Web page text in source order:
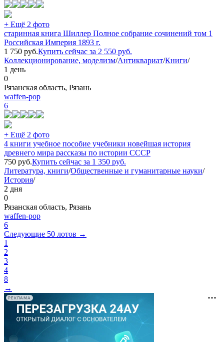
+ Ещё 2 фото
старинная книга Шиллер Полное собрание сочинений том 1
Российская Империя 1893 г.
1 750 руб.Купить сейчас за 2 550 руб.
Коллекционирование, моделизм/Антиквариат/Книги/
1 день
0
Рязанская область, Рязань
waffen-pop
6
+ Ещё 2 фото
4 книги учебное пособие учебники новейшая история
древнего мира рассказы по истории СССР
750 руб.Купить сейчас за 1 350 руб.
Литература, книги/Общественные и гуманитарные науки/
История/
2 дня
0
Рязанская область, Рязань
waffen-pop
6
Следующие 50 лотов →
1
2
3
4
8
→
РЕКЛАМА